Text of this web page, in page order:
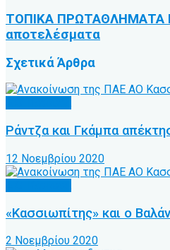
ΤΟΠΙΚΑ ΠΡΩΤΑΘΛΗΜΑΤΑ
αποτελέσματα
ΣχετικάΆρθρα
Ράντζα και Γκάμπα
12 Νοεμβρίου 2020
«Κασσιωπίτης» και ο
2 Νοεμβρίου 2020